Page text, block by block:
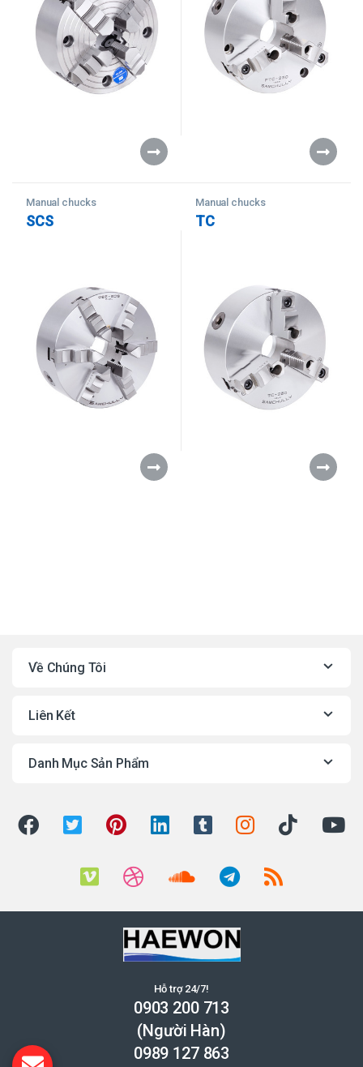
Manual chucks
SCS
Manual chucks
TC
Về Chúng Tôi
Liên Kết
Danh Mục Sản Phẩm
Hỗ trợ 24/7!
0903 200 713
(Người Hàn)
0989 127 863